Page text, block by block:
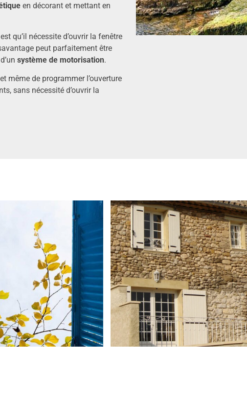
en décorant et mettant en
qu’il nécessite d’ouvrir la fenêtre
peut parfaitement être
système de motorisation.
même de programmer l’ouverture
sans nécessité d’ouvrir la